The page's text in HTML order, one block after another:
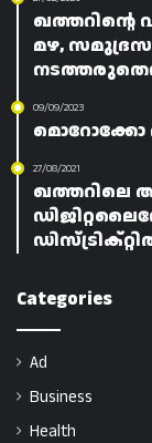
ഖത്തറിന്റെ
മഴ,
09/09/2023
മൊറോക്കോ
27/08/2021
ഖത്തറിലെ
Categories
Ad
Business
Health